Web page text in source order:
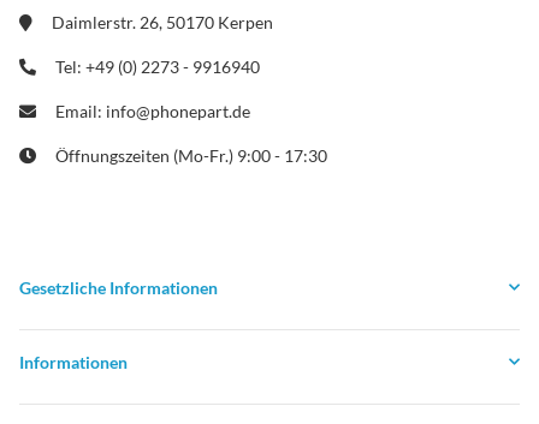
Daimlerstr. 26, 50170 Kerpen
Tel: +49 (0) 2273 - 9916940
Email: info@phonepart.de
Öffnungszeiten (Mo-Fr.) 9:00 - 17:30
Gesetzliche Informationen
Informationen